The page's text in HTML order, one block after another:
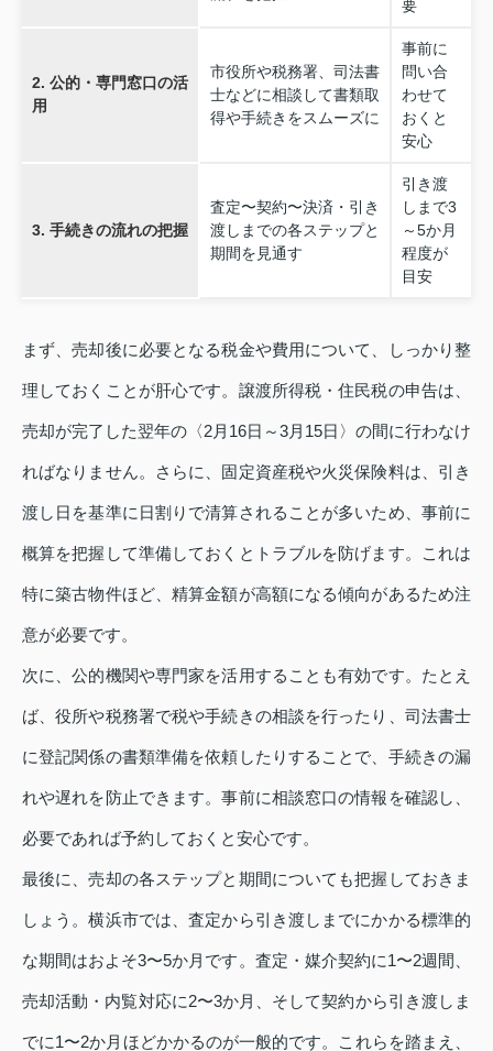
要
2. 公的・専門窓口の活
用
市役所や税務署、司法書
士などに相談して書類取
得や手続きをスムーズに
事前に
問い合
わせて
おくと
安心
3. 手続きの流れの把握
査定〜契約〜決済・引き
渡しまでの各ステップと
期間を見通す
引き渡
しまで3
～5か月
程度が
目安
まず、売却後に必要となる税金や費用について、しっかり整
理しておくことが肝心です。譲渡所得税・住民税の申告は、
売却が完了した翌年の〈2月16日～3月15日〉の間に行わなけ
ればなりません。さらに、固定資産税や火災保険料は、引き
渡し日を基準に日割りで清算されることが多いため、事前に
概算を把握して準備しておくとトラブルを防げます。これは
特に築古物件ほど、精算金額が高額になる傾向があるため注
意が必要です。
次に、公的機関や専門家を活用することも有効です。たとえ
ば、役所や税務署で税や手続きの相談を行ったり、司法書士
に登記関係の書類準備を依頼したりすることで、手続きの漏
れや遅れを防止できます。事前に相談窓口の情報を確認し、
必要であれば予約しておくと安心です。
最後に、売却の各ステップと期間についても把握しておきま
しょう。横浜市では、査定から引き渡しまでにかかる標準的
な期間はおよそ3〜5か月です。査定・媒介契約に1〜2週間、
売却活動・内覧対応に2〜3か月、そして契約から引き渡しま
でに1〜2か月ほどかかるのが一般的です。これらを踏まえ、